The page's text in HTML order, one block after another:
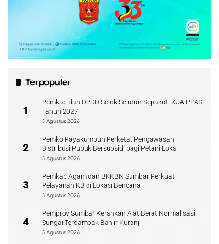
Terpopuler
1
Pemkab dan DPRD Solok Selatan Sepakati KUA PPAS
Tahun 2027
5 Agustus 2026
2
Pemko Payakumbuh Perketat Pengawasan
Distribusi Pupuk Bersubsidi bagi Petani Lokal
5 Agustus 2026
3
Pemkab Agam dan BKKBN Sumbar Perkuat
Pelayanan KB di Lokasi Bencana
5 Agustus 2026
4
Pemprov Sumbar Kerahkan Alat Berat Normalisasi
Sungai Terdampak Banjir Kuranji
5 Agustus 2026